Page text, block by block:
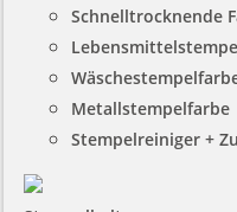
Schnelltrocknende
Metallstempelfarbe
Stempelreiniger +